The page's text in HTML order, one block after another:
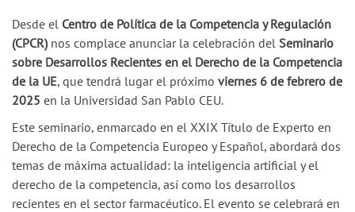
Desde el Centro de Política de la Competencia y Regulación
(CPCR)nos complace anunciar la celebración del Seminario
sobre Desarrollos Recientes en el Derecho de la Competencia
de la UE, que tendrá lugar el próximo viernes 6 de febrero de
2025 en la Universidad San Pablo CEU.
Este seminario, enmarcado en el XXIX Título de Experto en
Derecho de la Competencia Europeo y Español, abordará dos
temas de máxima actualidad: la inteligencia artificial y el
derecho de la competencia, así como los desarrollos
recientes en el sector farmacéutico. El evento se celebrará en